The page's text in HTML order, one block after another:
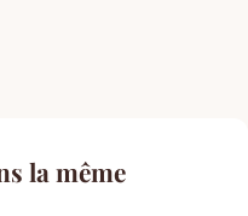
la même